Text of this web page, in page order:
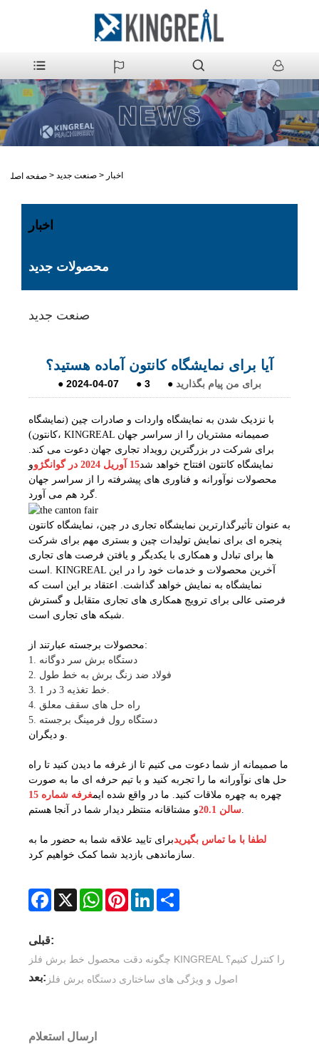
صفحه اصلی > اخبار > صنعت جدید
اخبار
محصولات جدید
صنعت جدید
آیا برای نمایشگاه کانتون آماده هستید؟
● 2024-04-07 ● 3 ● برای من پیام بگذارید
با نزدیک شدن به نمایشگاه واردات و صادرات چین (نمایشگاه
کانتون)، KINGREAL صمیمانه مشتریان را از سراسر جهان
برای شرکت در بزرگترین رویداد تجاری جهان دعوت می کند.
نمایشگاه کانتون افتتاح خواهد شد15 آوریل 2024 در گوانگژو
و
محصولات نوآورانه و فناوری های پیشرفته را از سراسر جهان
به عنوان تأثیرگذارترین نمایشگاه تجاری در چین، نمایشگاه کانتون
پنجره ای برای نمایش تولیدات چین و بستری مهم برای شرکت
ها برای تبادل و همکاری با یکدیگر و یافتن فرصت های تجاری
است. KINGREAL آخرین محصولات و خدمات خود را در این
نمایشگاه به نمایش خواهد گذاشت. اعتقاد بر این است که
فرصتی عالی برای ترویج همکاری های تجاری متقابل و گسترش
محصولات برجسته عبارتند از:
1. دستگاه برش سر دوگانه
2. فولاد ضد زنگ برش به خط طول
4. راه حل های سقف معلق
5. دستگاه رول فرمینگ برجسته
ما صمیمانه از شما دعوت می کنیم تا از غرفه ما دیدن کنید تا راه
حل های نوآورانه ما را تجربه کنید و با تیم حرفه ای ما به صورت
چهره به چهره ملاقات کنید. ما در واقع شده ایم
غرفه شماره 15
سالن 20.1
لطفا با ما تماس بگیریدبرای تایید علاقه شما به حضور ما به
Facebook
X WhatsAppPinterestLinkedIn
قبلی:
چگونه دقت محصول خط برش فلز KINGREAL را کنترل کنیم؟
بعد: اصول و ویژگی های ساختاری دستگاه برش فلز
ارسال استعلام